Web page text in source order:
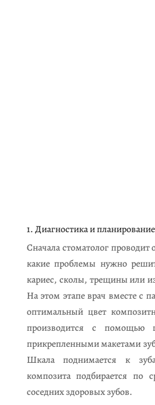
1. Диагностика и планирование
Сначала стоматолог проводит
какие проблемы нужно
кариес, сколы, трещины или
На этом этапе врач вместе с
оптимальный цвет
производится с
прикрепленными макетами
Шкала поднимается к
композита подбирается по
соседних здоровых зубов.